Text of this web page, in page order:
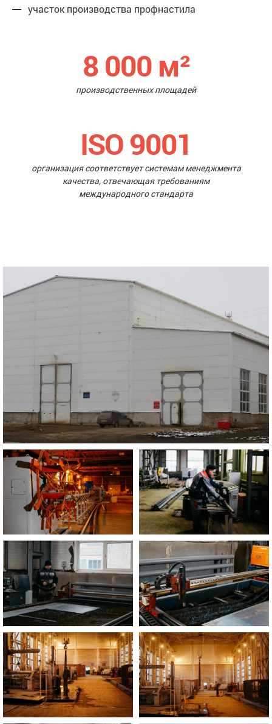
участок производства профнастила
8 000 м²
производственных площадей
ISO 9001
организация соответствует системам менеджмента
качества, отвечающая требованиям
международного стандарта